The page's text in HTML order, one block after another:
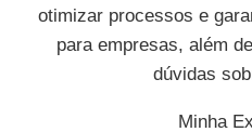
otimizar processos e
para empresas, além
dúvidas
Minha